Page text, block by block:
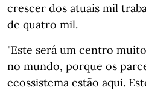
crescer dos atuais mil
de quatro mil.
"Este será um centro
no mundo, porque os
ecossistema estão aqui.